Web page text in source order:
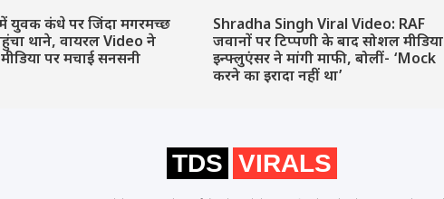
युवक कंधे पर जिंदा मगरमच्छ
थाने, वायरल Video ने
पर मचाई सनसनी
Shradha Singh Viral Video: RAF
जवानों पर टिप्पणी के बाद सोशल मीडिया
इन्फ्लुएंसर ने मांगी माफी, बोलीं- ‘Mock
करने का इरादा नहीं था’
TDS VIRALS